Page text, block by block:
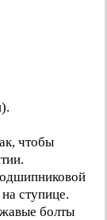
чтобы
ступице.
болты